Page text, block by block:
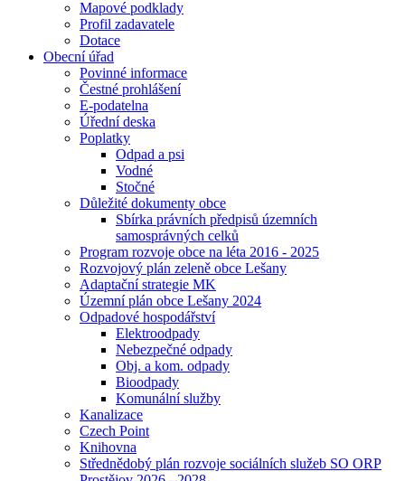
Mapové podklady
Profil zadavatele
Dotace
Obecní úřad
Povinné informace
Čestné prohlášení
E-podatelna
Úřední deska
Poplatky
Odpad a psi
Vodné
Stočné
Důležité dokumenty obce
Sbírka právních předpisů územních
samosprávných celků
Program rozvoje obce na léta 2016 - 2025
Rozvojový plán zeleně obce Lešany
Adaptační strategie MK
Územní plán obce Lešany 2024
Odpadové hospodářství
Elektroodpady
Nebezpečné odpady
Obj. a kom. odpady
Bioodpady
Komunální služby
Kanalizace
Czech Point
Knihovna
Střednědobý plán rozvoje sociálních služeb SO ORP